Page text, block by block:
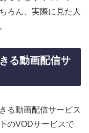
ろん、実際に見た人
る動画配信サ
る動画配信サービス
のVODサービスで